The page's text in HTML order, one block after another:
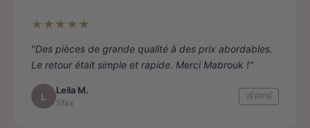
★★★★★
"Des pièces de grande qualité à des prix abordables.
Le retour était simple et rapide. Merci Mabrouk !"
L
Leila M.
Sfax
VÉRIFIÉ